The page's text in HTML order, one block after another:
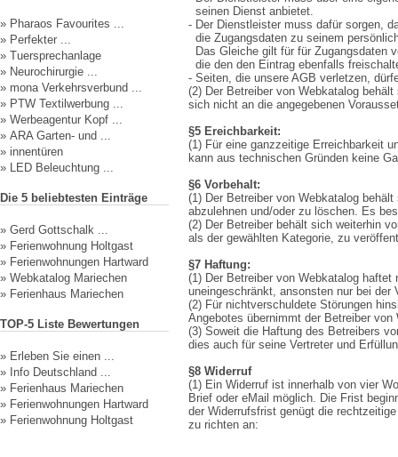
» Pharaos Favourites ...
» Perfekter ...
» Tuersprechanlage
» Neurochirurgie ...
» mona Verkehrsverbund ...
» PTW Textilwerbung ...
» Werbeagentur Kopf ...
» ARA Garten- und ...
» innentüren
» LED Beleuchtung ...
Die 5 beliebtesten Einträge
» Gerd Gottschalk ...
» Ferienwohnung Holtgast
» Ferienwohnungen Hartward
» Webkatalog Mariechen
» Ferienhaus Mariechen
TOP-5 Liste Bewertungen
» Erleben Sie einen ...
» Info Deutschland ...
» Ferienhaus Mariechen
» Ferienwohnungen Hartward
» Ferienwohnung Holtgast
seinen Dienst anbietet.
- Der Dienstleister muss dafür sorgen,
die Zugangsdaten zu seinem
Das Gleiche gilt für für Zugangsdaten
die den den Eintrag ebenfalls
- Seiten, die unsere AGB verletzen,
(2) Der Betreiber von Webkatalog
sich nicht an die angegebenen
§5 Ereichbarkeit:
(1) Für eine ganzzeitige Erreichbarkeit
kann aus technischen Gründen keine
§6 Vorbehalt:
(1) Der Betreiber von Webkatalog
abzulehnen und/oder zu löschen. Es
(2) Der Betreiber behält sich weiterhin
als der gewählten Kategorie, zu
§7 Haftung:
(1) Der Betreiber von Webkatalog
uneingeschränkt, ansonsten nur bei der
(2) Für nichtverschuldete Störungen
Angebotes übernimmt der Betreiber
(3) Soweit die Haftung des Betreibers
dies auch für seine Vertreter und
§8 Widerruf
(1) Ein Widerruf ist innerhalb von vier
Brief oder eMail möglich. Die Frist
der Widerrufsfrist genügt die
zu richten an: